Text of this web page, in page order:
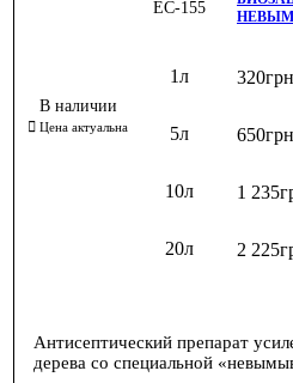
ЕС-155
1л 320грн
5л 650грн
10л 1 235
20л 2 225
Антисептический препарат
дерева со специальной